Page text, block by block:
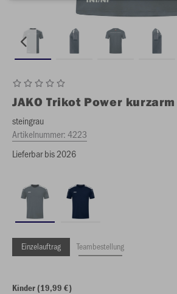
JAKO Trikot Power kurzarm
steingrau
Artikelnummer:4223
Lieferbar bis 2026
Einzelauftrag Teambestellung
Kinder (19,99 €)